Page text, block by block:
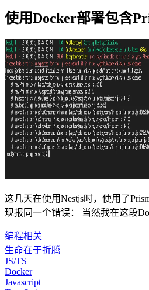
使用Docker部署包含
这几天在使用Nestjs时，使用了
现报同一个错误： 当然我在这段
编程相关
生命在于折腾
JS/TS
Docker
Javascript